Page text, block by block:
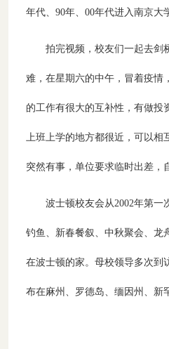
年代、90年、00年代进入南京大
拍完视频，校友们一起去剑
难，在星期六的中午，冒着疫情
的工作有很大的互补性，有做投
上班上学的地方都很近，可以相
突然有事，单位要求临时出差，
波士顿校友会从2002年第
钓鱼、新春餐叙、中秋聚会、龙
在波士顿的家。母校领导多次到
布在麻州、罗德岛、缅因州、新